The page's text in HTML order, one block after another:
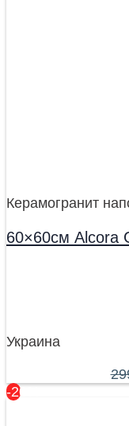
Керамогранит
60×60см Alcora
Украина
-20%